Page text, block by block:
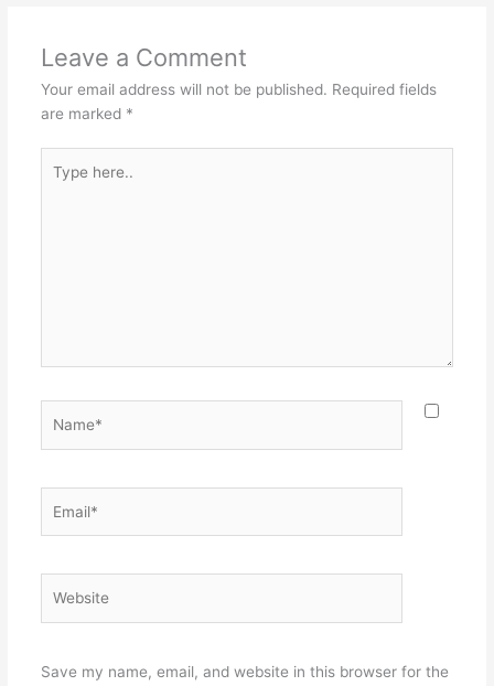
Leave a Comment
Your email address will not be published. Required fields
are marked *
here..
Save my name, email, and website in this browser for the